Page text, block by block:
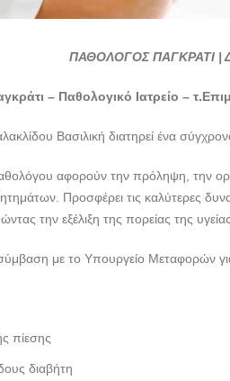
ΠΑΘΟΛΟΓΟΣ ΠΑΓΚΡΑΤΙ |
– Παθολογικό Ιατρείο –
Βασιλική διατηρεί ένα
αφορούν την πρόληψη, την
Προσφέρει τις καλύτερες
την εξέλιξη της πορείας της
σύμβαση με το Υπουργείο Μεταφορών
πίεσης
διαβήτη